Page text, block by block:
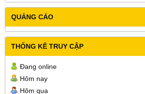
QUẢNG CÁO
THỐNG KÊ TRUY CẬP
Đang online
Hôm nay
Hôm qua